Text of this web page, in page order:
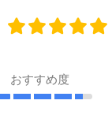
おすすめ度